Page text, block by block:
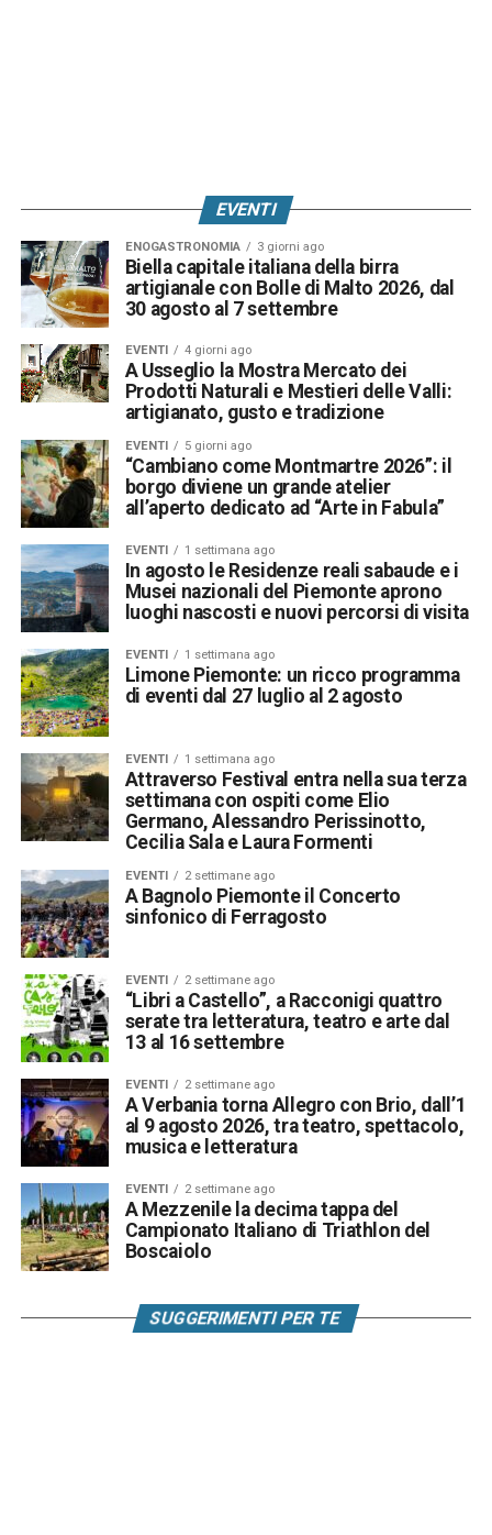
EVENTI
ENOGASTRONOMIA 3 giorni ago
Biella capitale italiana della birra
artigianale con Bolle di Malto 2026, dal
30 agosto al 7 settembre
EVENTI 4 giorni ago
A Usseglio la Mostra Mercato dei
Prodotti Naturali e Mestieri delle Valli:
artigianato, gusto e tradizione
EVENTI 5 giorni ago
“Cambiano come Montmartre 2026”: il
borgo diviene un grande atelier
all’aperto dedicato ad “Arte in Fabula”
EVENTI 1 settimana ago
In agosto le Residenze reali sabaude e i
Musei nazionali del Piemonte aprono
luoghi nascosti e nuovi percorsi di visita
EVENTI 1 settimana ago
Limone Piemonte: un ricco programma
di eventi dal 27 luglio al 2 agosto
EVENTI 1 settimana ago
Attraverso Festival entra nella sua terza
settimana con ospiti come Elio
Germano, Alessandro Perissinotto,
Cecilia Sala e Laura Formenti
EVENTI 2 settimane ago
A Bagnolo Piemonte il Concerto
sinfonico di Ferragosto
EVENTI 2 settimane ago
“Libri a Castello”, a Racconigi quattro
serate tra letteratura, teatro e arte dal
13 al 16 settembre
EVENTI 2 settimane ago
A Verbania torna Allegro con Brio, dall’1
al 9 agosto 2026, tra teatro, spettacolo,
musica e letteratura
EVENTI 2 settimane ago
A Mezzenile la decima tappa del
Campionato Italiano di Triathlon del
Boscaiolo
SUGGERIMENTI PER TE